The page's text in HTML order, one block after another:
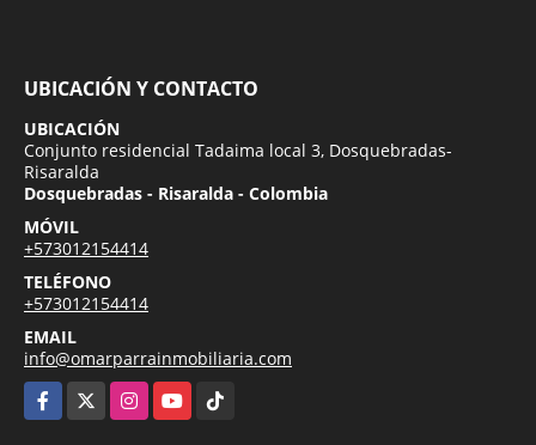
UBICACIÓN Y CONTACTO
UBICACIÓN
Conjunto residencial Tadaima local 3, Dosquebradas-
Risaralda
Dosquebradas - Risaralda - Colombia
MÓVIL
+573012154414
TELÉFONO
+573012154414
EMAIL
info@omarparrainmobiliaria.com
Facebook
InstagramYouTubeTikTok